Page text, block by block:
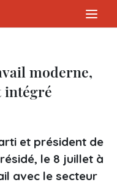
moderne,
intégré
et président de
le 8 juillet à
avec le secteur